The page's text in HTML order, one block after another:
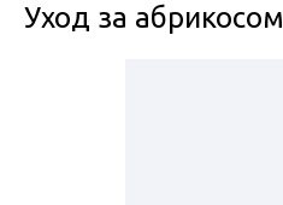
Уход за абрикосом